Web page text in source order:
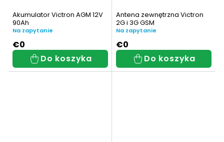
t
ó
w
ó
w
Akumulator Victron AGM 12V
90Ah
Na zapytanie
€0
Do koszyka
Antena zewnętrzna Victron
2G i 3G GSM
Na zapytanie
€0
Do koszyka